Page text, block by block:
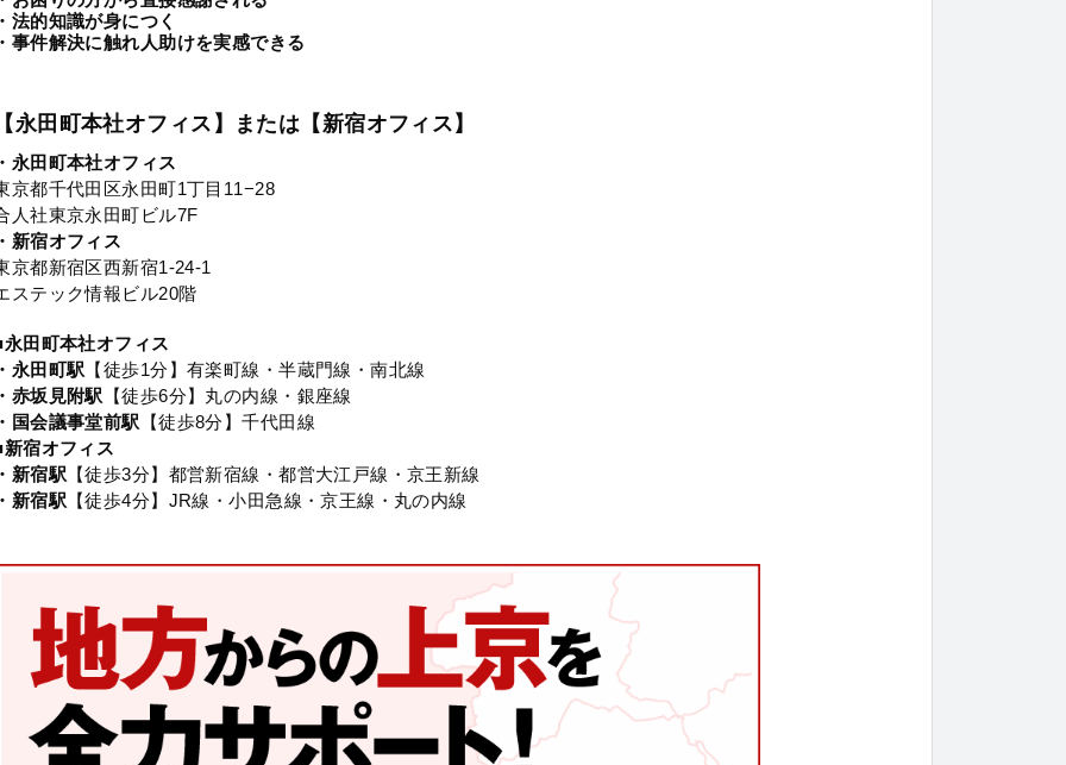
法的知識が身につく
事件解決に触れ人助けを実感できる
永田町本社オフィス】または【新宿オフィス】
永田町本社オフィス
京都千代田区永田町1丁目11−28
人社東京永田町ビル7F
新宿オフィス
京都新宿区西新宿1-24-1
ステック情報ビル20階
永田町本社オフィス
永田町駅 【徒歩1分】有楽町線・半蔵門線・南北線
赤坂見附駅
【徒歩6分】丸の内線・銀座線
国会議事堂前駅
【徒歩8分】千代田線
新宿オフィス
新宿駅 【徒歩3分】都営新宿線・都営大江戸線・京王新線
新宿駅 【徒歩4分】JR線・小田急線・京王線・丸の内線